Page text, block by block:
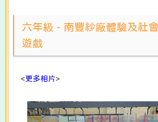
六年級 - 南豐紗廠體驗及社
遊戲
<更多相片>